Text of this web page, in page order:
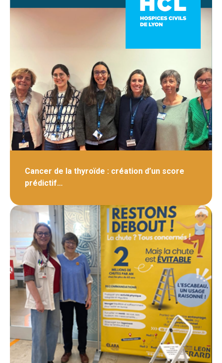
Cancer de la thyroïde : création d’un score
prédictif…